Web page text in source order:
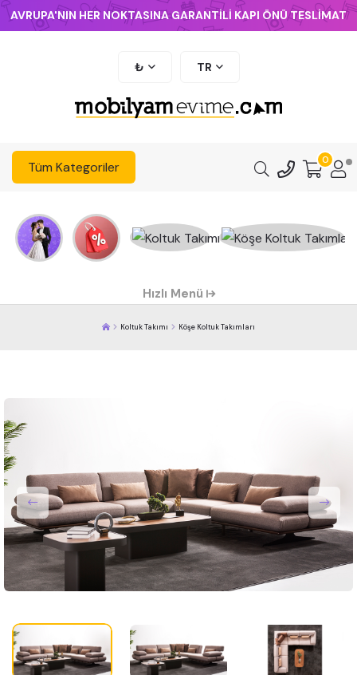
AVRUPA'NIN HER NOKTASINA GARANTİLİ KAPI ÖNÜ TESLİMAT
₺ TR
Tüm Kategoriler 0
Hızlı Menü
Koltuk Takımı Köşe Koltuk Takımları